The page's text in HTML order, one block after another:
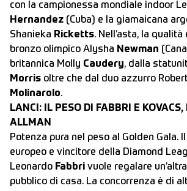
con la campionessa mondiale indoor
Hernandez (Cuba) e la giamaicana
Shanieka Ricketts. Nell’asta, la
bronzo olimpico Alysha Newman
britannica Molly Caudery, dalla
Morris oltre che dal duo azzurro
Molinarolo.
LANCI: IL PESO DI FABBRI E KOVACS,
ALLMAN
Potenza pura nel peso al Golden Gala.
europeo e vincitore della Diamond
Leonardo Fabbri vuole regalare
pubblico di casa. La concorrenza è di